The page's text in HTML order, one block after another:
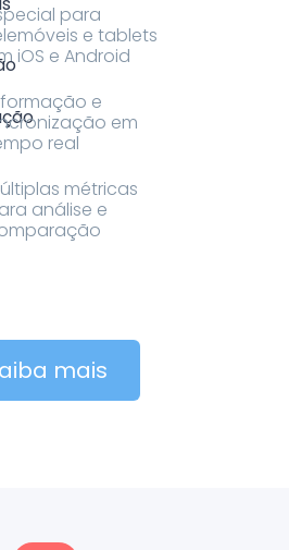
para
e tablets
iOS e Android
e
em
real
métricas
análise e
mais